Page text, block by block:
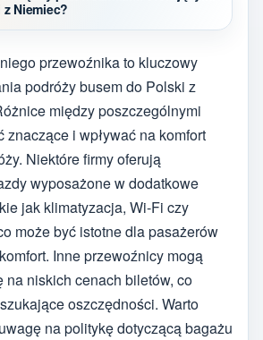
Niemiec?
przewoźnika to kluczowy
podróży busem do Polski z
między poszczególnymi
znaczące i wpływać na komfort
Niektóre firmy oferują
wyposażone w dodatkowe
jak klimatyzacja, Wi-Fi czy
może być istotne dla pasażerów
Inne przewoźnicy mogą
na niskich cenach biletów, co
oszczędności. Warto
na politykę dotyczącą bagażu